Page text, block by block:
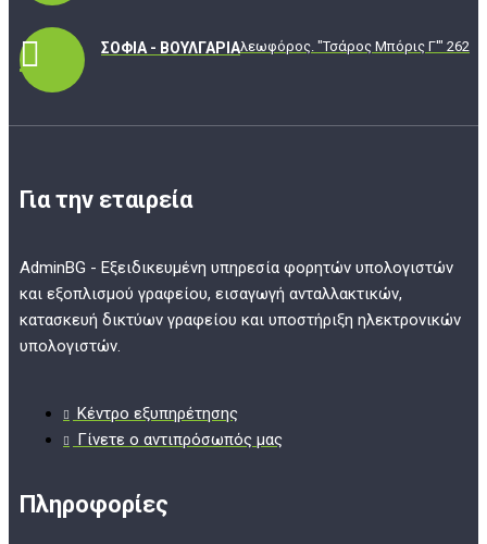
ΣΌΦΙΑ - ΒΟΥΛΓΑΡΊΑλεωφόρος. "Τσάρος Μπόρις Γ'" 262
Για την εταιρεία
AdminBG - Εξειδικευμένη υπηρεσία φορητών υπολογιστών
και εξοπλισμού γραφείου, εισαγωγή ανταλλακτικών,
κατασκευή δικτύων γραφείου και υποστήριξη ηλεκτρονικών
υπολογιστών.
Κέντρο εξυπηρέτησης
Γίνετε ο αντιπρόσωπός μας
Πληροφορίες